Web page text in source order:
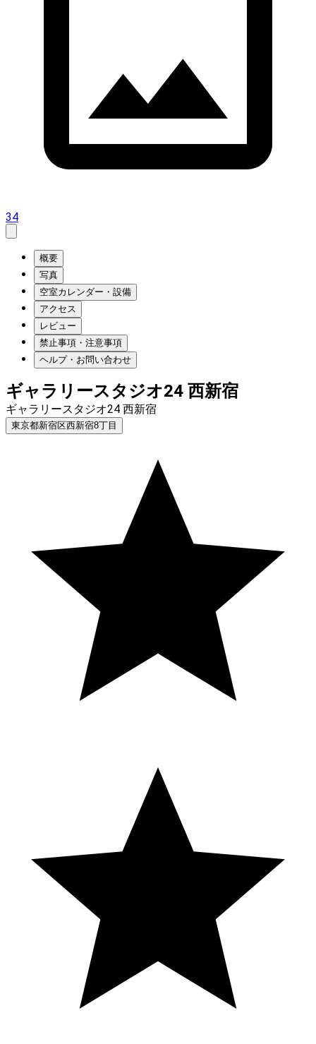
34
概要
写真
空室カレンダー・設備
アクセス
レビュー
禁止事項・注意事項
ヘルプ・お問い合わせ
ギャラリースタジオ24 西新宿
ギャラリースタジオ24 西新宿
東京都新宿区西新宿8丁目